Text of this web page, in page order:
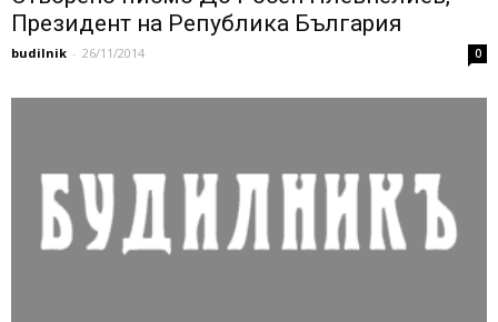
Президент на Република България
budilnik - 26/11/2014 0